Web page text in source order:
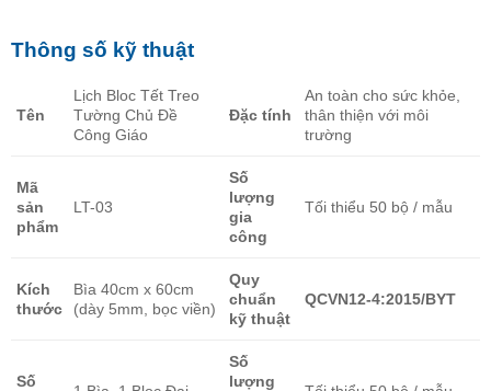
Thông số kỹ thuật
Tên
Lịch Bloc Tết Treo
Tường Chủ Đề
Công Giáo
Đặc tính
An toàn cho sức khỏe,
thân thiện với môi
trường
Mã
sản
phẩm
LT-03
Số
lượng
gia
công
Tối thiểu 50 bộ / mẫu
Kích
thước
Bìa 40cm x 60cm
(dày 5mm, bọc viền)
Quy
chuẩn
kỹ thuật
QCVN12-4:2015/BYT
Số
Số
lượng